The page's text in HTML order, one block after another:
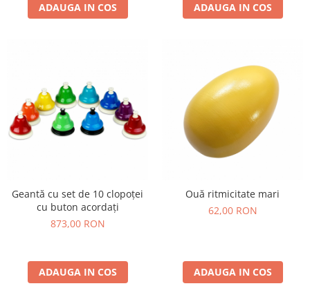
ADAUGA IN COS ADAUGA IN COS
Geantă cu set de 10 clopoței
cu buton acordați
873,00 RON
ADAUGA IN COS
Ouă ritmicitate mari
62,00 RON
ADAUGA IN COS